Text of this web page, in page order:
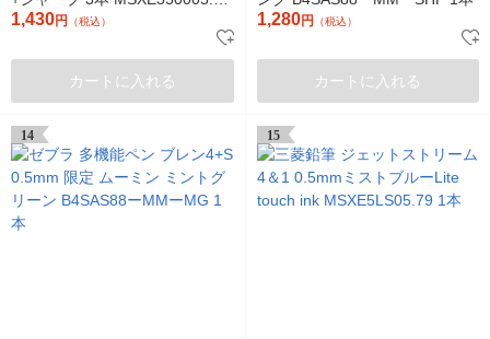
三菱鉛筆uni
1,430円 （税込）
カートに入れる
1,280円 （税込）
カートに入れる
14 15